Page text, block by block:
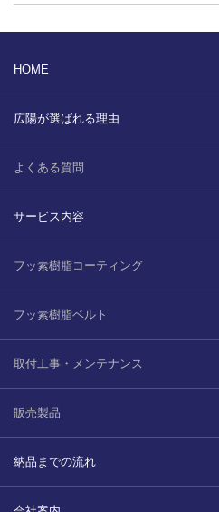
HOME
広陽が選ばれる理由
よくある質問
サービス内容
フッ素樹脂コーティング
フッ素樹脂ベルト
取付工事・メンテナンス
販売製品
納品までの流れ